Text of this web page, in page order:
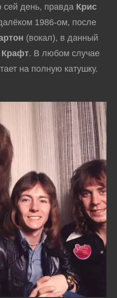
день, правда Крис
1986-ом, после
(вокал), в данный
. В любом случае
на полную катушку.